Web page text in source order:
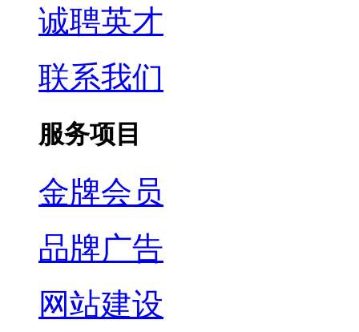
诚聘英才
联系我们
服务项目
金牌会员
品牌广告
网站建设